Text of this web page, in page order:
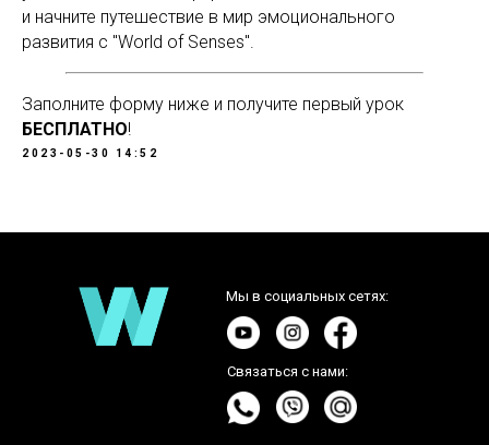
и начните путешествие в мир эмоционального
развития с "World of Senses".
Заполните форму ниже и получите первый урок
БЕСПЛАТНО!
2023-05-30 14:52
Мы в социальных сетях:
Связаться с нами: